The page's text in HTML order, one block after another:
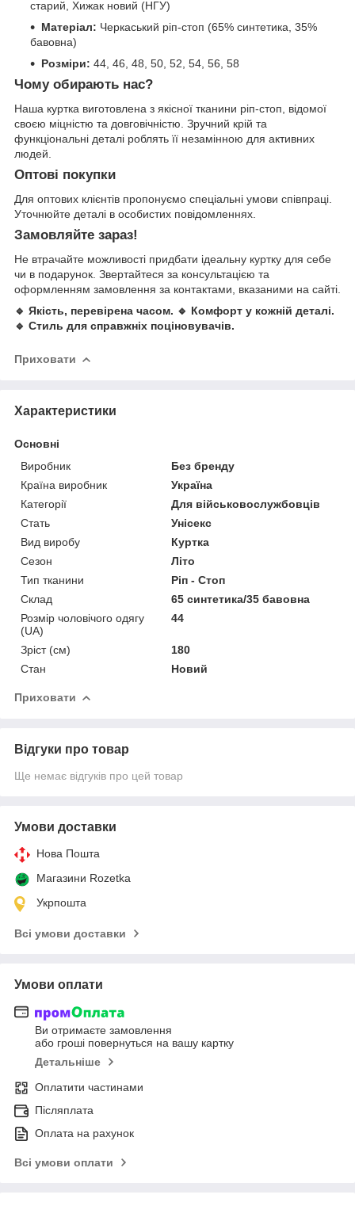
старий, Хижак новий (НГУ)
Матеріал: Черкаський ріп-стоп (65% синтетика, 35%
бавовна)
Розміри: 44, 46, 48, 50, 52, 54, 56, 58
Чому обирають нас?
Наша куртка виготовлена з якісної тканини ріп-стоп, відомої
своєю міцністю та довговічністю. Зручний крій та
функціональні деталі роблять її незамінною для активних
людей.
Оптові покупки
Для оптових клієнтів пропонуємо спеціальні умови співпраці.
Уточнюйте деталі в особистих повідомленнях.
Замовляйте зараз!
Не втрачайте можливості придбати ідеальну куртку для себе
чи в подарунок. Звертайтеся за консультацією та
оформленням замовлення за контактами, вказаними на сайті.
🔹 Якість, перевірена часом. 🔹 Комфорт у кожній деталі.
🔹 Стиль для справжніх поціновувачів.
Приховати
Характеристики
Основні
Виробник
Без бренду
Країна виробник
Україна
Категорії
Для військовослужбовців
Стать
Унісекс
Вид виробу
Куртка
Сезон
Літо
Тип тканини
Ріп - Стоп
Склад
65 синтетика/35 бавовна
Розмір чоловічого одягу
(UA)
44
Зріст (см)
180
Стан
Новий
Приховати
Відгуки про товар
Ще немає відгуків про цей товар
Умови доставки
Нова Пошта
Магазини Rozetka
Укрпошта
Всі умови доставки
Умови оплати
Ви отримаєте замовлення
або гроші повернуться на вашу картку
Детальніше
Оплатити частинами
Післяплата
Оплата на рахунок
Всі умови оплати